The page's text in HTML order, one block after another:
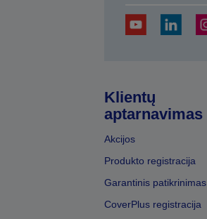
Klientų
aptarnavimas
Akcijos
Produkto registracija
Garantinis patikrinimas
CoverPlus registracija